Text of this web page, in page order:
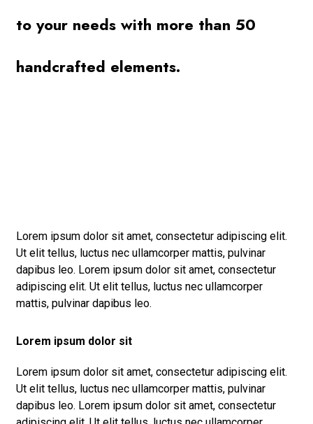
to your needs with more than 50
handcrafted elements.
Lorem ipsum dolor sit amet, consectetur adipiscing elit.
Ut elit tellus, luctus nec ullamcorper mattis, pulvinar
dapibus leo. Lorem ipsum dolor sit amet, consectetur
adipiscing elit. Ut elit tellus, luctus nec ullamcorper
mattis, pulvinar dapibus leo.
Lorem ipsum dolor sit
Lorem ipsum dolor sit amet, consectetur adipiscing elit.
Ut elit tellus, luctus nec ullamcorper mattis, pulvinar
dapibus leo. Lorem ipsum dolor sit amet, consectetur